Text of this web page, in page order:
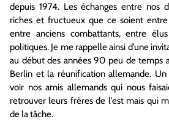
depuis 1974. Les échanges entre nos
riches et fructueux que ce soient
entre anciens combattants, entre
politiques. Je me rappelle ainsi d’une
au début des années 90 peu de temps
Berlin et la réunification allemande.
voir nos amis allemands qui nous
retrouver leurs frères de l’est mais qui
de la tâche.